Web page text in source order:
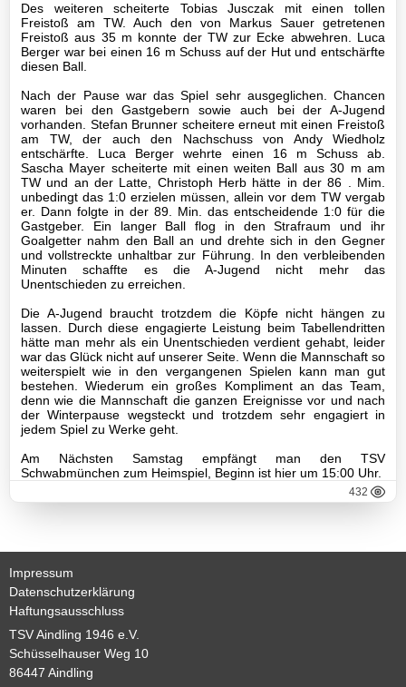
Jugendfußball
A1-
Archiv
A2-
Jugend
B1-
Jugend
B2-
Jugend
C1-
Jugend
C2-
Jugend
Jugend
D2-
Jugend
E1-
Jugend
E2-
Des weiteren scheiterte Tobias Jusczak mit einen tollen
Freistoß am TW. Auch den von Markus Sauer getretenen
Freistoß aus 35 m konnte der TW zur Ecke abwehren. Luca
Berger war bei einen 16 m Schuss auf der Hut und entschärfte
diesen Ball.
Nach der Pause war das Spiel sehr ausgeglichen. Chancen
waren bei den Gastgebern sowie auch bei der A-Jugend
vorhanden. Stefan Brunner scheitere erneut mit einen Freistoß
am TW, der auch den Nachschuss von Andy Wiedholz
entschärfte. Luca Berger wehrte einen 16 m Schuss ab.
Sascha Mayer scheiterte mit einen weiten Ball aus 30 m am
TW und an der Latte, Christoph Herb hätte in der 86 . Mim.
unbedingt das 1:0 erzielen müssen, allein vor dem TW vergab
er. Dann folgte in der 89. Min. das entscheidende 1:0 für die
Gastgeber. Ein langer Ball flog in den Strafraum und ihr
Goalgetter nahm den Ball an und drehte sich in den Gegner
und vollstreckte unhaltbar zur Führung. In den verbleibenden
Minuten schaffte es die A-Jugend nicht mehr das
Unentschieden zu erreichen.
Die A-Jugend braucht trotzdem die Köpfe nicht hängen zu
lassen. Durch diese engagierte Leistung beim Tabellendritten
hätte man mehr als ein Unentschieden verdient gehabt, leider
war das Glück nicht auf unserer Seite. Wenn die Mannschaft so
weiterspielt wie in den vergangenen Spielen kann man gut
bestehen. Wiederum ein großes Kompliment an das Team,
denn wie die Mannschaft die ganzen Ereignisse vor und nach
der Winterpause wegsteckt und trotzdem sehr engagiert in
jedem Spiel zu Werke geht.
Am Nächsten Samstag empfängt man den TSV
Schwabmünchen zum Heimspiel, Beginn ist hier um 15:00 Uhr.
432
Impressum
Datenschutzerklärung
Haftungsausschluss
TSV Aindling 1946 e.V.
Schüsselhauser Weg 10
86447 Aindling